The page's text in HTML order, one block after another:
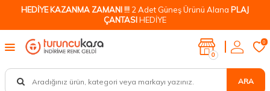
HEDİYE KAZANMA ZAMANI !!! 2 Adet Güneş Ürünü Alana PLAJ
ÇANTASIHEDİYE
ARA
0
0